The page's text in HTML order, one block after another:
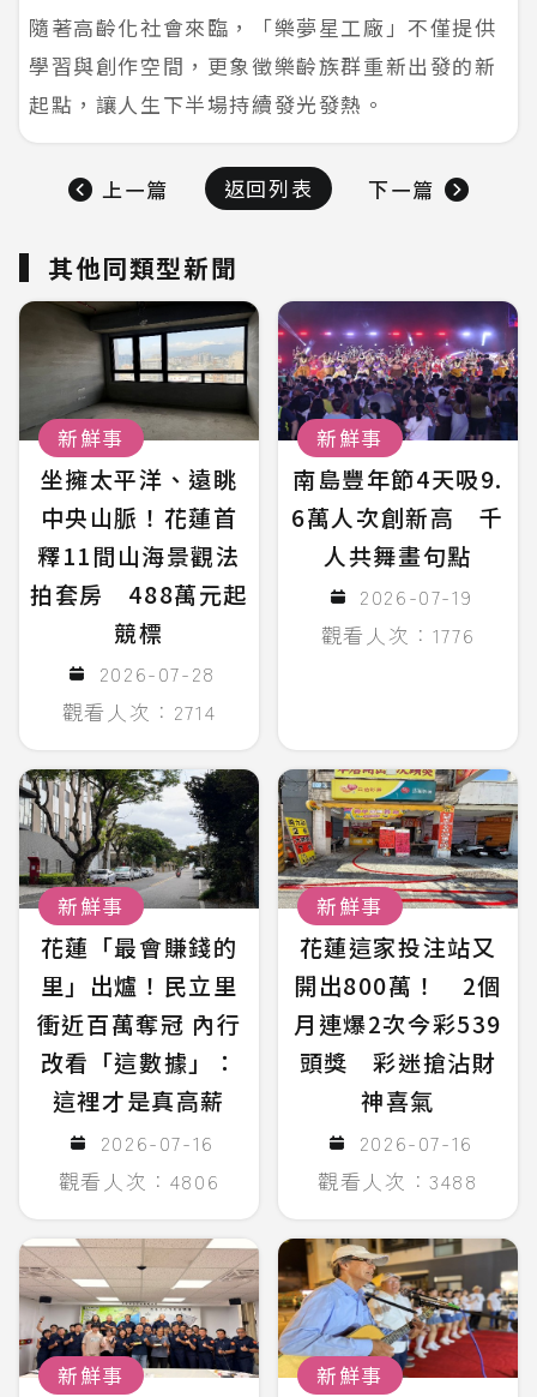
隨著高齡化社會來臨，「樂夢星工廠」不僅提供
學習與創作空間，更象徵樂齡族群重新出發的新
起點，讓人生下半場持續發光發熱。
上一篇 返回列表 下一篇
其他同類型新聞
新鮮事
坐擁太平洋、遠眺
中央山脈！花蓮首
釋11間山海景觀法
拍套房 488萬元起
競標
2026-07-28
觀看人次：2714
新鮮事
南島豐年節4天吸9.
6萬人次創新高 千
人共舞畫句點
2026-07-19
觀看人次：1776
新鮮事
花蓮「最會賺錢的
里」出爐！民立里
衝近百萬奪冠 內行
改看「這數據」：
這裡才是真高薪
2026-07-16
觀看人次：4806
新鮮事
花蓮這家投注站又
開出800萬！ 2個
月連爆2次今彩539
頭獎 彩迷搶沾財
神喜氣
2026-07-16
觀看人次：3488
新鮮事 新鮮事